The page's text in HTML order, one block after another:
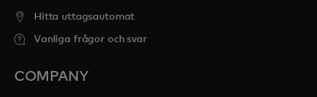
Hitta uttagsautomat
Vanliga frågor och svar
COMPANY